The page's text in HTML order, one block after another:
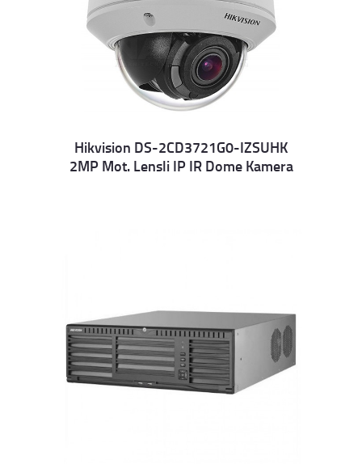
Details
Hikvision DS-2CD3721G0-IZSUHK
2MP Mot. Lensli IP IR Dome Kamera